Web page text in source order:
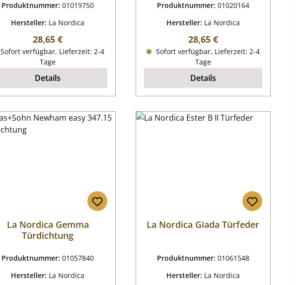
Produktnummer:01019750
Hersteller: La Nordica
Regulärer Preis:
28,65 €
Sofort verfügbar, Lieferzeit: 2-4
Tage
Details
Produktnummer: 01020164
Hersteller: La Nordica
Regulärer Preis:
28,65 €
Sofort verfügbar, Lieferzeit: 2-4
Tage
Details
La Nordica Gemma
Türdichtung
Produktnummer:01057840
Hersteller: La Nordica
La Nordica Giada Türfeder
Produktnummer: 01061548
Hersteller: La Nordica